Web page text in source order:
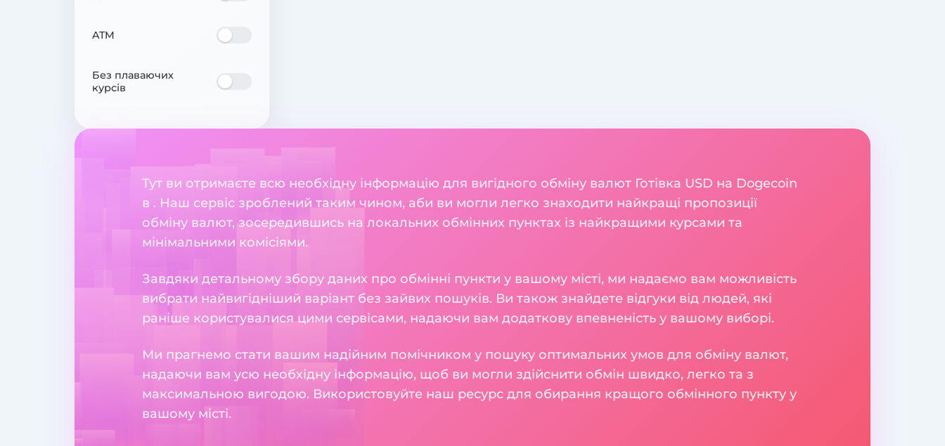
ATM
Без плаваючих
курсів
Тут ви отримаєте всю необхідну інформацію для вигідного обміну валют Готівка USD на Dogecoin
в . Наш сервіс зроблений таким чином, аби ви могли легко знаходити найкращі пропозиції
обміну валют, зосередившись на локальних обмінних пунктах із найкращими курсами та
мінімальними комісіями.
Завдяки детальному збору даних про обмінні пункти у вашому місті, ми надаємо вам можливість
вибрати найвигідніший варіант без зайвих пошуків. Ви також знайдете відгуки від людей, які
раніше користувалися цими сервісами, надаючи вам додаткову впевненість у вашому виборі.
Ми прагнемо стати вашим надійним помічником у пошуку оптимальних умов для обміну валют,
надаючи вам усю необхідну інформацію, щоб ви могли здійснити обмін швидко, легко та з
максимальною вигодою. Використовуйте наш ресурс для обирання кращого обмінного пункту у
вашому місті.